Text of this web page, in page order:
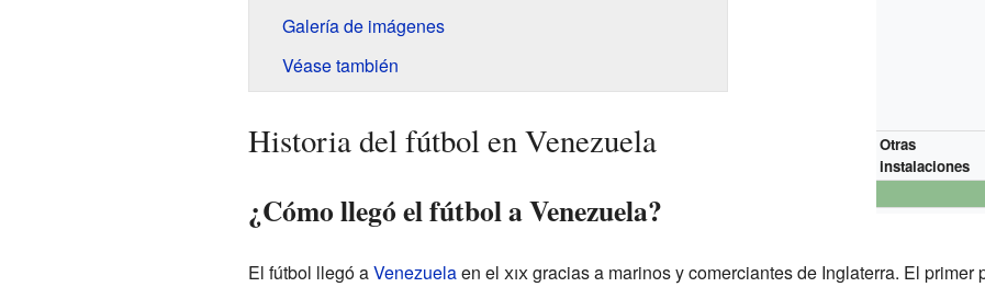
Otras
instalaciones
Galería de imágenes
Véase también
Historia del fútbol en Venezuela
¿Cómo llegó el fútbol a Venezuela?
El fútbol llegó aVenezuelaen el xixgracias a marinos y comerciantes de Inglaterra. El primer